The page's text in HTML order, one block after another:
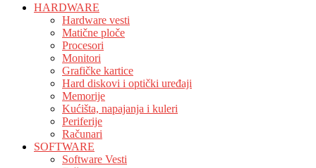
HARDWARE
Hardware vesti
Matične ploče
Procesori
Monitori
Grafičke kartice
Hard diskovi i optički uređaji
Memorije
Kućišta, napajanja i kuleri
Periferije
Računari
SOFTWARE
Software Vesti